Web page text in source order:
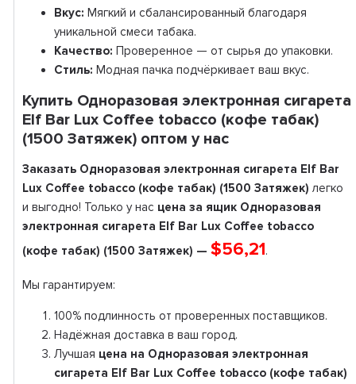
Вкус: Мягкий и сбалансированный благодаря
уникальной смеси табака.
Качество: Проверенное — от сырья до упаковки.
Стиль: Модная пачка подчёркивает ваш вкус.
Купить Одноразовая электронная сигарета
Elf Bar Lux Coffee tobacco (кофе табак)
(1500 Затяжек) оптом у нас
Заказать Одноразовая электронная сигарета Elf Bar
Lux Coffee tobacco (кофе табак) (1500 Затяжек) легко
и выгодно! Только у нас цена за ящик Одноразовая
электронная сигарета Elf Bar Lux Coffee tobacco
(кофе табак) (1500 Затяжек) — $56,21.
Мы гарантируем:
100% подлинность от проверенных поставщиков.
Надёжная доставка в ваш город.
Лучшая цена на Одноразовая электронная
сигарета Elf Bar Lux Coffee tobacco (кофе табак)